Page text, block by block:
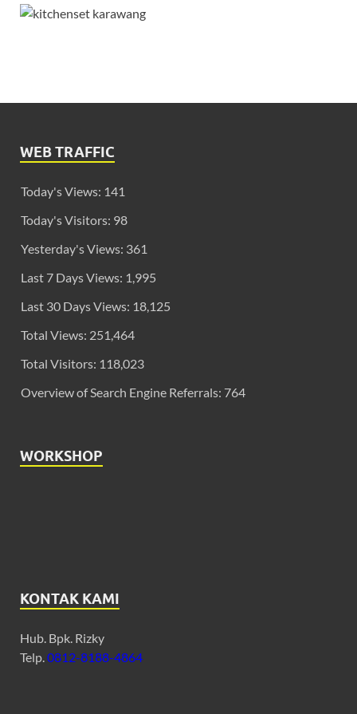
WEB TRAFFIC
Today's Views: 141
Today's Visitors: 98
Yesterday's Views: 361
Last 7 Days Views: 1,995
Last 30 Days Views: 18,125
Total Views: 251,464
Total Visitors: 118,023
Overview of Search Engine Referrals: 764
WORKSHOP
KONTAK KAMI
Hub. Bpk. Rizky
Telp. 0812-8188-4864